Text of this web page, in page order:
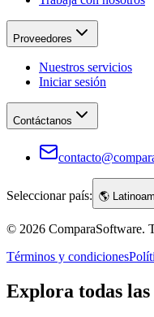
Proveedores
Nuestros servicios
Iniciar sesión
Contáctanos
Seleccionar país: 🌎
© 2026 ComparaSoftware.
Términos y condiciones
Explora todas